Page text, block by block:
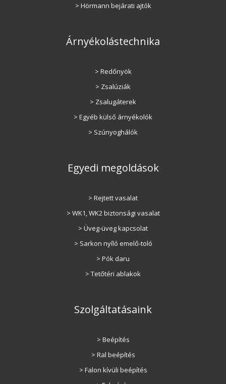
> Hörmann bejárati ajtók
Árnyékolástechnika
> Redőnyök
> Zsalúziák
> Zsalugáterek
> Egyéb külső árnyékolók
> Szúnyoghálók
Egyedi megoldások
> Rejtett vasalat
> WK1, WK2 biztonsági vasalat
> Üveg-üveg kapcsolat
> Sarkon nyíló emelő-toló
> Pók daru
> Tetőtéri ablakok
Szolgáltatásaink
> Beépítés
> Ral beépítés
> Falon kívüli beépítés